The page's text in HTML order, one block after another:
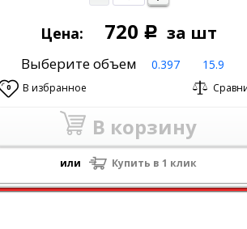
Цена: 720 Р за шт
Выберите объем 0.397 15.9
0 В избранное
В корзину
или Купить в 1 клик